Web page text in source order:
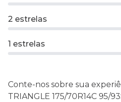
2 estrelas
1 estrelas
Conte-nos sobre sua
TRIANGLE 175/70R14C 95/